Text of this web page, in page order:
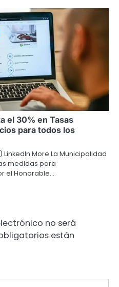
el 30% en Tasas
para todos los
More La Municipalidad
medidas para
el Honorable…
no será
están